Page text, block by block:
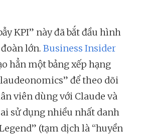
KPI” này đã bắt đầu hình
lớn. Business Insider
hẳn một bảng xếp hạng
để theo dõi
viên dùng với Claude và
sử dụng nhiều nhất danh
(tạm dịch là “huyền